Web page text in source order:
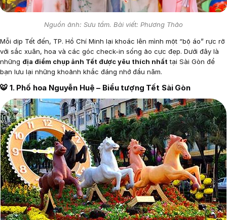
Nguồn ảnh: Sưu tầm. Bài viết: Phương Thảo
Mỗi dịp Tết đến, TP. Hồ Chí Minh lại khoác lên mình một “bộ áo” rực rỡ
với sắc xuân, hoa và các góc check-in sống ảo cực đẹp. Dưới đây là
những địa điểm chụp ảnh Tết được yêu thích nhấttại Sài Gòn để
bạn lưu lại những khoảnh khắc đáng nhớ đầu năm.
🐯1. Phố hoa Nguyễn Huệ – Biểu tượng Tết Sài Gòn